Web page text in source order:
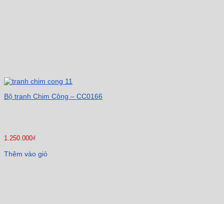
Bộ tranh Chim Công – CC0166
1.250.000₫
Thêm vào giỏ